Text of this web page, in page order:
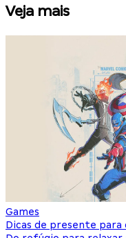
Veja mais
Games
Dicas de presente para